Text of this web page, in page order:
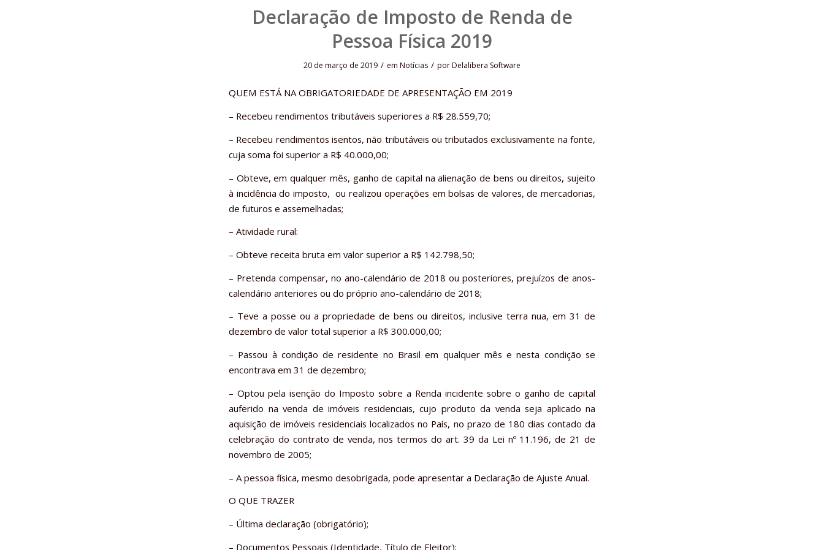
Declaração de Imposto de Renda de
Pessoa Física 2019
20 de março de 2019 / em Notícias / porDelalibera Software
QUEM ESTÁ NA OBRIGATORIEDADE DE APRESENTAÇÃO EM 2019
– Recebeu rendimentos tributáveis superiores a R$ 28.559,70;
– Recebeu rendimentos isentos, não tributáveis ou tributados exclusivamente na fonte,
cuja soma foi superior a R$ 40.000,00;
– Obteve, em qualquer mês, ganho de capital na alienação de bens ou direitos, sujeito
à incidência do imposto, ou realizou operações em bolsas de valores, de mercadorias,
de futuros e assemelhadas;
– Atividade rural:
– Obteve receita bruta em valor superior a R$ 142.798,50;
– Pretenda compensar, no ano-calendário de 2018 ou posteriores, prejuízos de anos-
calendário anteriores ou do próprio ano-calendário de 2018;
– Teve a posse ou a propriedade de bens ou direitos, inclusive terra nua, em 31 de
dezembro de valor total superior a R$ 300.000,00;
– Passou à condição de residente no Brasil em qualquer mês e nesta condição se
encontrava em 31 de dezembro;
– Optou pela isenção do Imposto sobre a Renda incidente sobre o ganho de capital
auferido na venda de imóveis residenciais, cujo produto da venda seja aplicado na
aquisição de imóveis residenciais localizados no País, no prazo de 180 dias contado da
celebração do contrato de venda, nos termos do art. 39 da Lei nº 11.196, de 21 de
novembro de 2005;
– A pessoa física, mesmo desobrigada, pode apresentar a Declaração de Ajuste Anual.
O QUE TRAZER
– Última declaração (obrigatório);
– Documentos Pessoais (Identidade, Título de Eleitor);